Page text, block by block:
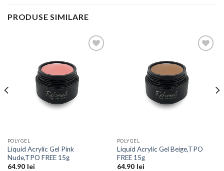
PRODUSE SIMILARE
POLYGEL
Liquid Acrylic Gel Pink
Nude,TPO FREE 15g
64.90 lei
POLYGEL
Liquid Acrylic Gel Beige,TPO
FREE 15g
64.90 lei